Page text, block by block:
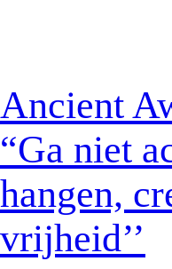
Ancient
“Ga niet
hangen,
vrijheid’’